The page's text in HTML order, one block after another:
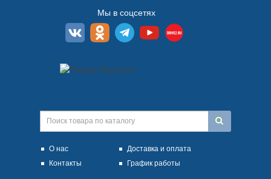
Мы в соцсетях
О нас
Доставка и оплата
Контакты
График работы